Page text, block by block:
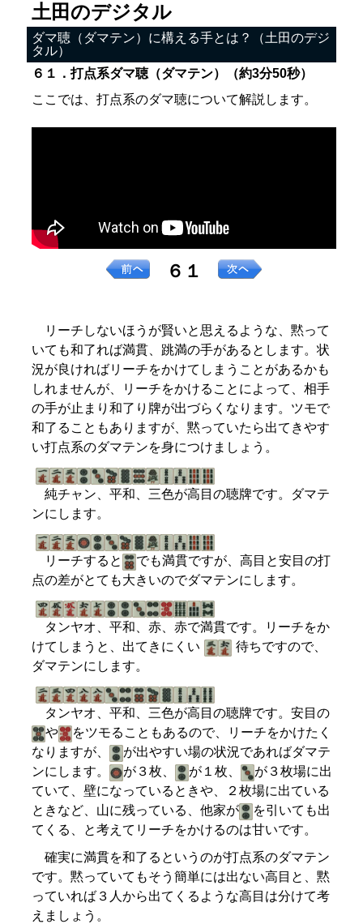
土田のデジタル
ダマ聴（ダマテン）に構える手とは？（土田のデジ
タル）
６１．打点系ダマ聴（ダマテン）（約3分50秒）
ここでは、打点系のダマ聴について解説します。
６１
リーチしないほうが賢いと思えるような、黙って
いても和了れば満貫、跳満の手があるとします。状
況が良ければリーチをかけてしまうことがあるかも
しれませんが、リーチをかけることによって、相手
の手が止まり和了り牌が出づらくなります。ツモで
和了ることもありますが、黙っていたら出てきやす
い打点系のダマテンを身につけましょう。
純チャン、平和、三色が高目の聴牌です。ダマテ
ンにします。
リーチすると
でも満貫ですが、高目と安目の打
点の差がとても大きいのでダマテンにします。
タンヤオ、平和、赤、赤で満貫です。リーチをか
けてしまうと、出てきにくい
待ちですので、
ダマテンにします。
タンヤオ、平和、三色が高目の聴牌です。安目の
や
をツモることもあるので、リーチをかけたく
なりますが、
が出やすい場の状況であればダマテ
ンにします。
が３枚、 が１枚、
が３枚場に出
ていて、壁になっているときや、２枚場に出ている
ときなど、山に残っている、他家が
を引いても出
てくる、と考えてリーチをかけるのは甘いです。
確実に満貫を和了るというのが打点系のダマテン
です。黙っていてもそう簡単には出ない高目と、黙
っていれば３人から出てくるような高目は分けて考
えましょう。